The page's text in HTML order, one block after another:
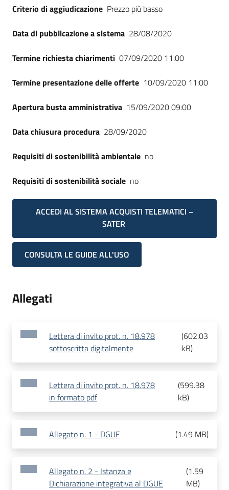
Seguici
Criterio di aggiudicazione Prezzo più basso
Data di pubblicazione a sistema 28/08/2020
Termine richiesta chiarimenti 07/09/2020 11:00
Termine presentazione delle offerte 10/09/2020 11:00
Apertura busta amministrativa 15/09/2020 09:00
Data chiusura procedura 28/09/2020
Requisiti di sostenibilità ambientale no
Requisiti di sostenibilità sociale no
ACCEDI AL SISTEMA ACQUISTI TELEMATICI –
SATER
CONSULTA LE GUIDE ALL'USO
Allegati
Lettera di invito prot. n. 18.978
sottoscritta digitalmente
(602.03
kB)
Lettera di invito prot. n. 18.978
in formato pdf
(599.38
kB)
Allegato n. 1 - DGUE (1.49 MB)
Allegato n. 2 - Istanza e
Dichiarazione integrativa al DGUE
(1.59
MB)